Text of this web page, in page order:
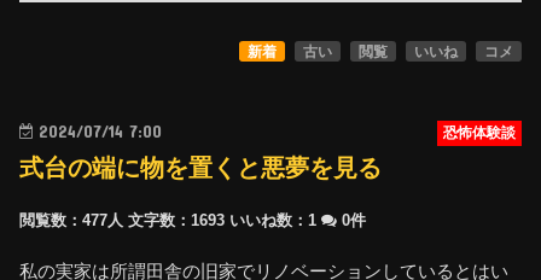
新着 古い 閲覧 いいね コメ
2024/07/14 7:00 恐怖体験談
式台の端に物を置くと悪夢を見る
閲覧数：477人 文字数：1693 いいね数：1 0件
私の実家は所謂田舎の旧家でリノベーションしているとはい